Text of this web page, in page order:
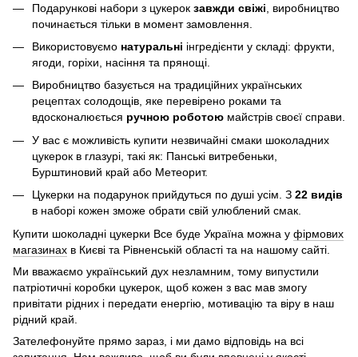
Подарункові набори з цукерок завжди свіжі , виробництво
починається тільки в момент замовлення.
Використовуємо натуральні інгредієнти у складі: фрукти,
ягоди, горіхи, насіння та прянощі.
Виробництво базується на традиційних українських
рецептах солодощів, яке перевірено роками та
вдосконалюється ручною роботою майстрів своєї справи.
У вас є можливість купити незвичайні смаки шоколадних
цукерок в глазурі, такі як: Панські витребеньки,
Бурштиновий край або Метеорит.
Цукерки на подарунок прийдуться по душі усім. З 22 видів
в наборі кожен зможе обрати свій улюблений смак.
Купити шоколадні цукерки Все буде Україна можна у фірмових
магазинах в Києві та Рівненській області та на нашому сайті.
Ми вважаємо український дух незламним, тому випустили
патріотичні коробки цукерок, щоб кожен з вас мав змогу
привітати рідних і передати енергію, мотивацію та віру в наш
рідний край.
Зателефонуйте прямо зараз, і ми дамо відповідь на всі